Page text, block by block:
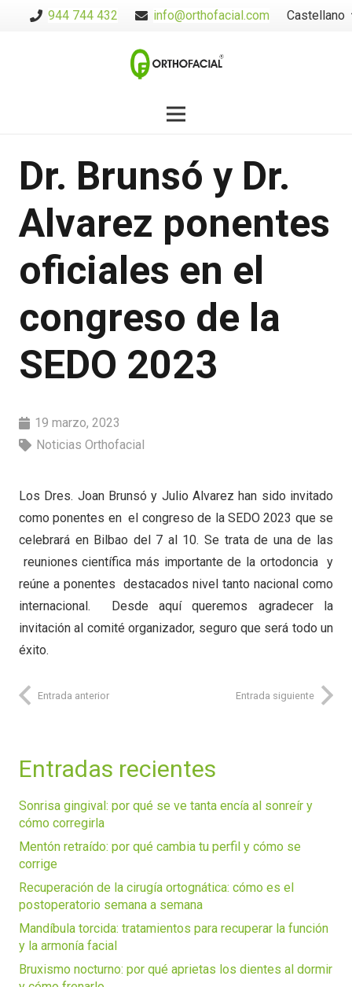
944 744 432 info@orthofacial.com Castellano
Dr. Brunsó y Dr.
Alvarez ponentes
oficiales en el
congreso de la
SEDO 2023
19 marzo, 2023
Noticias Orthofacial
Los Dres. Joan Brunsó y Julio Alvarez han sido invitado
como ponentes en el congreso de la SEDO 2023 que se
celebrará en Bilbao del 7 al 10. Se trata de una de las
reuniones científica más importante de la ortodoncia y
reúne a ponentes destacados nivel tanto nacional como
internacional. Desde aquí queremos agradecer la
invitación al comité organizador, seguro que será todo un
éxito.
Entrada anterior Entrada siguiente
Entradas recientes
Sonrisa gingival: por qué se ve tanta encía al sonreír y
cómo corregirla
Mentón retraído: por qué cambia tu perfil y cómo se
corrige
Recuperación de la cirugía ortognática: cómo es el
postoperatorio semana a semana
Mandíbula torcida: tratamientos para recuperar la función
y la armonía facial
Bruxismo nocturno: por qué aprietas los dientes al dormir